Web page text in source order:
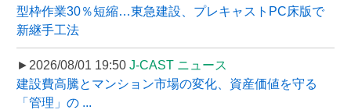
型枠作業30％短縮…東急建設、プレキャストPC床版で
新継手工法
►2026/08/01 19:50 J-CAST ニュース
建設費高騰とマンション市場の変化、資産価値を守る
「管理」の ...